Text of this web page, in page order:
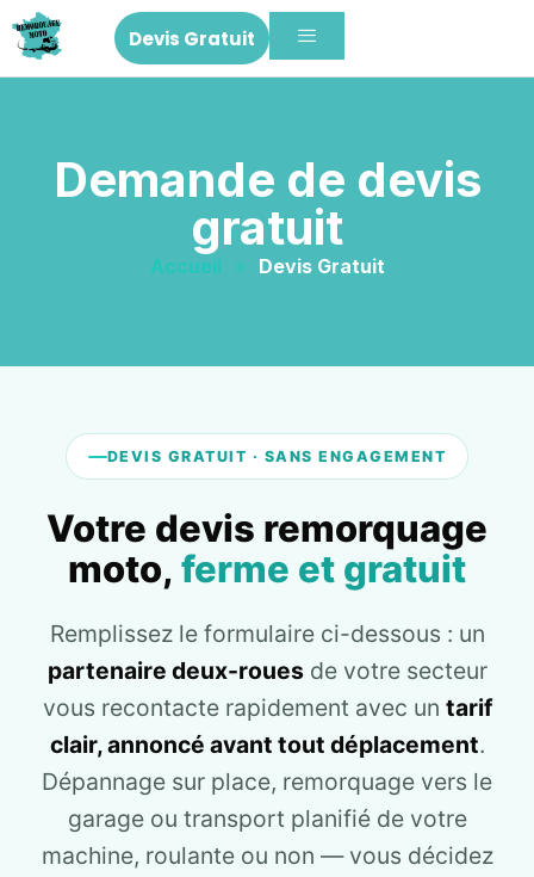
Devis Gratuit
Demande de devis
gratuit
Accueil » Devis Gratuit
DEVIS GRATUIT · SANS ENGAGEMENT
Votre devis remorquage
moto, ferme et gratuit
Remplissez le formulaire ci-dessous : un
partenaire deux-rouesde votre secteur
vous recontacte rapidement avec un tarif
clair, annoncé avant tout déplacement.
Dépannage sur place, remorquage vers le
garage ou transport planifié de votre
machine, roulante ou non — vous décidez